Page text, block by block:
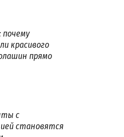
красивого
прямо
с
становятся